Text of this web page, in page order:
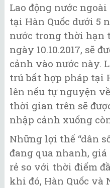
Lao động nước
tại Hàn Quốc dưới 5
nước trong thời hạn
ngày 10.10.2017, sẽ
cảnh vào nước này.
trú bất hợp pháp tại
lên nếu tự nguyện
thời gian trên sẽ
nhập cảnh xuống
Những lợi thế “dân
đang qua nhanh,
rẻ so với thời điểm
khi đó, Hàn Quốc